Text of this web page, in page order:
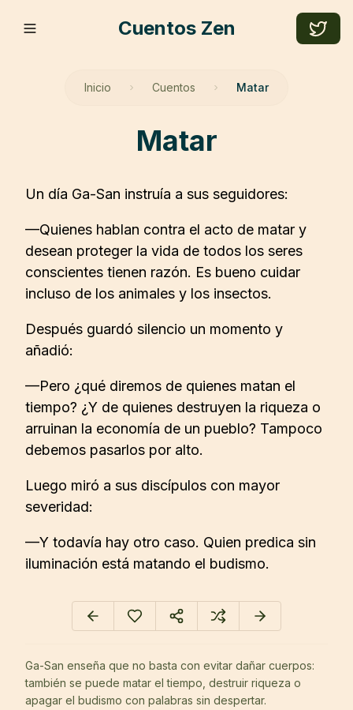
Cuentos Zen
Inicio Cuentos Matar
matar
Un día Ga-San instruía a sus seguidores:
—Quienes hablan contra el acto de matar y
desean proteger la vida de todos los seres
conscientes tienen razón. Es bueno cuidar
incluso de los animales y los insectos.
Después guardó silencio un momento y
añadió:
—Pero ¿qué diremos de quienes matan el
tiempo? ¿Y de quienes destruyen la riqueza o
arruinan la economía de un pueblo? Tampoco
debemos pasarlos por alto.
Luego miró a sus discípulos con mayor
severidad:
—Y todavía hay otro caso. Quien predica sin
iluminación está matando el budismo.
Ga-San enseña que no basta con evitar dañar cuerpos:
también se puede matar el tiempo, destruir riqueza o
apagar el budismo con palabras sin despertar.